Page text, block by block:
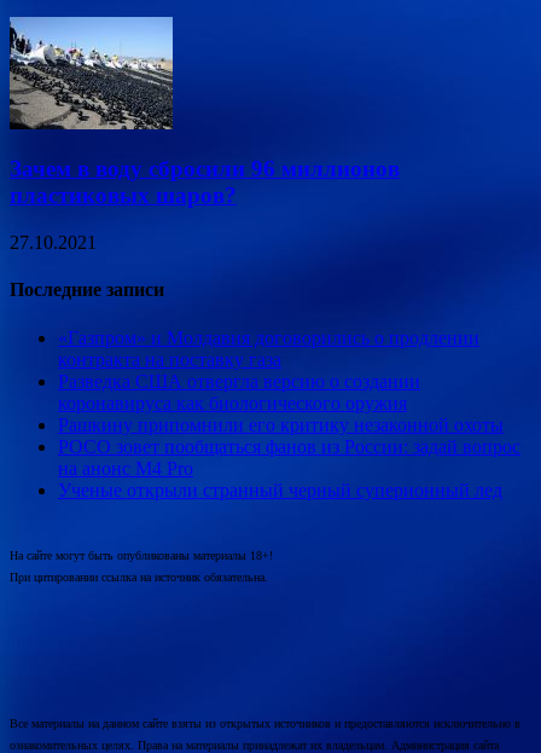
Зачем в воду сбросили 96 миллионов
пластиковых шаров?
27.10.2021
Последние записи
«Газпром» и Молдавия договорились о продлении
контракта на поставку газа
Разведка США отвергла версию о создании
коронавируса как биологического оружия
Рашкину припомнили его критику незаконной охоты
POCO зовет пообщаться фанов из России: задай вопрос
на анонс M4 Pro
Ученые открыли странный черный суперионный лед
На сайте могут быть опубликованы материалы 18+!
При цитировании ссылка на источник обязательна.
Все материалы на данном сайте взяты из открытых источников и предоставляются исключительно в
ознакомительных целях. Права на материалы принадлежат их владельцам. Администрация сайта